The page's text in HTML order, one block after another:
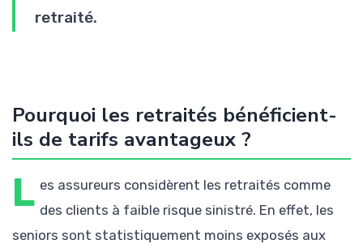
retraité.
Pourquoi les retraités bénéficient-
ils de tarifs avantageux ?
L es assureurs considèrent les retraités comme
des clients à faible risque sinistré. En effet, les
seniors sont statistiquement moins exposés aux